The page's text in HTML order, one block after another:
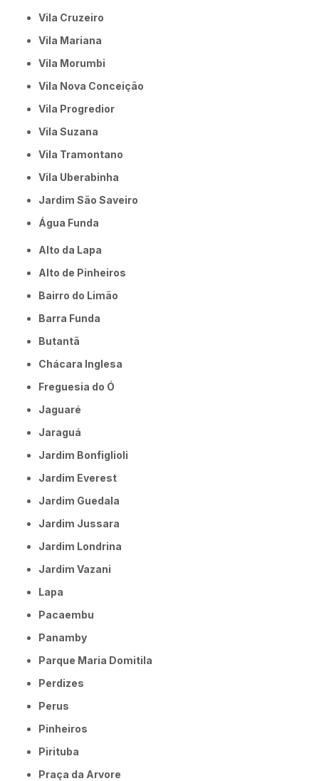
Vila Cruzeiro
Vila Mariana
Vila Morumbi
Vila Nova Conceição
Vila Progredior
Vila Suzana
Vila Tramontano
Vila Uberabinha
jardim São Saveiro
Água Funda
Alto da Lapa
Alto de Pinheiros
Bairro do Limão
Barra Funda
Butantã
Chácara Inglesa
Freguesia do Ó
Jaguaré
Jaraguá
Jardim Bonfiglioli
Jardim Everest
Jardim Guedala
Jardim Jussara
Jardim Londrina
Jardim Vazani
Lapa
Pacaembu
Panamby
Parque Maria Domitila
Perdizes
Perus
Pinheiros
Pirituba
Praça da Arvore